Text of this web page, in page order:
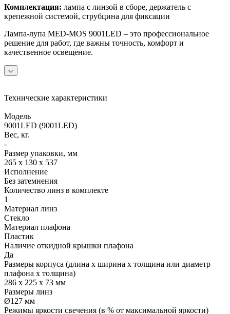
Комплектация: лампа с линзой в сборе, держатель с
крепежной системой, струбцина для фиксации
Лампа-лупа MED-MOS 9001LED – это профессиональное
решение для работ, где важны точность, комфорт и
качественное освещение.
Технические характеристики
Модель
9001LED (9001LED)
Вес, кг.
-
Размер упаковки, мм
265 x 130 x 537
Исполнение
Без затемнения
Количество линз в комплекте
1
Материал линз
Стекло
Материал плафона
Пластик
Наличие откидной крышки плафона
Да
Размеры корпуса (длина х ширина х толщина или диаметр
плафона х толщина)
286 х 225 х 73 мм
Размеры линз
Ø127 мм
Режимы яркости свечения (в % от максимальной яркости)